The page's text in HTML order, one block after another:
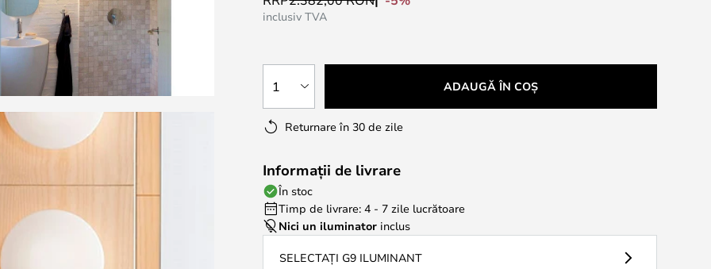
inclusiv TVA
1 ADAUGĂ ÎN COȘ
Returnare în 30 de zile
Informații de livrare
În stoc
Timp de livrare: 4 - 7 zile lucrătoare
Nici un iluminator inclus
SELECTAȚI G9 ILUMINANT